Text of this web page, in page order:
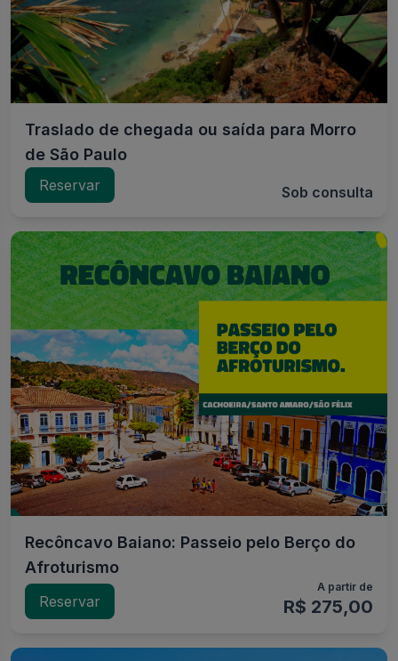
Traslado de chegada ou saída para Morro
de São Paulo
Reservar Sob consulta
Recôncavo Baiano: Passeio pelo Berço do
Afroturismo
Reservar
A partir de
R$ 275,00